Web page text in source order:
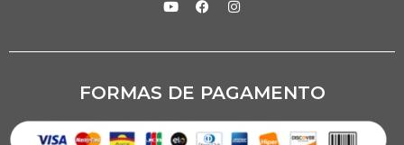
FORMAS DE PAGAMENTO